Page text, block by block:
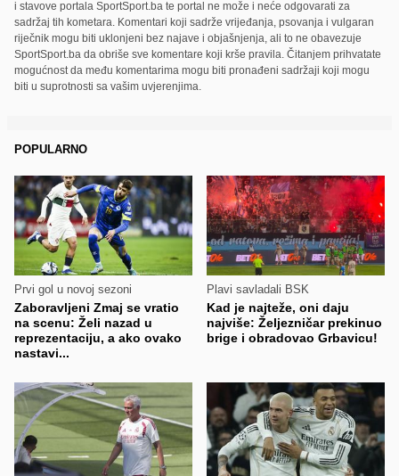
i stavove portala SportSport.ba te portal ne može i neće odgovarati za
sadržaj tih kometara. Komentari koji sadrže vrijeđanja, psovanja i vulgaran
riječnik mogu biti uklonjeni bez najave i objašnjenja, ali to ne obavezuje
SportSport.ba da obriše sve komentare koji krše pravila. Čitanjem prihvatate
mogućnost da među komentarima mogu biti pronađeni sadržaji koji mogu
biti u suprotnosti sa vašim uvjerenjima.
POPULARNO
Prvi gol u novoj sezoni
Zaboravljeni Zmaj se vratio
na scenu: Želi nazad u
reprezentaciju, a ako ovako
nastavi...
Plavi savladali BSK
Kad je najteže, oni daju
najviše: Željezničar prekinuo
brige i obradovao Grbavicu!